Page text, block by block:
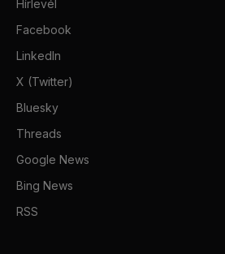
Hírlevél
Facebook
LinkedIn
X (Twitter)
Bluesky
Threads
Google News
Bing News
RSS